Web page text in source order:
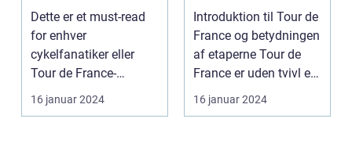
beklædningsgenst
and til
cykelryttere; de
bærer symbolik og
rækker langt ud
over selve løbet
Dette er et must-read
for enhver
cykelfanatiker eller
Tour de France-
entusiast, der ønsker at
forstå...
16 januar 2024
gennemgang af
verdens mest
prestigefyldte
cykelløb
Introduktion til Tour de
France og betydningen
af etaperne Tour de
France er uden tvivl et
af verde...
16 januar 2024